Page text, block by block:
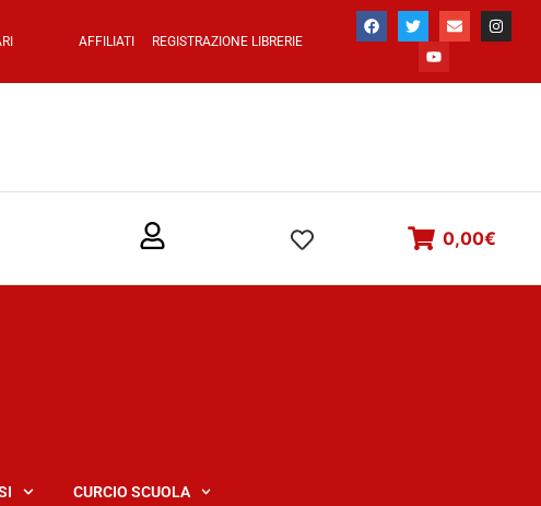
AFFILIATI REGISTRAZIONE LIBRERIE
0,00€
CURCIO SCUOLA